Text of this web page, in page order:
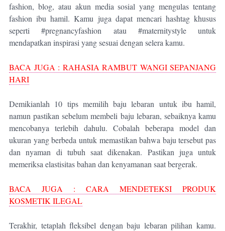
fashion, blog, atau akun media sosial yang mengulas tentang
fashion ibu hamil. Kamu juga dapat mencari hashtag khusus
seperti #pregnancyfashion atau #maternitystyle untuk
mendapatkan inspirasi yang sesuai dengan selera kamu.
BACA JUGA : RAHASIA RAMBUT WANGI SEPANJANG
HARI
Demikianlah 10 tips memilih baju lebaran untuk ibu hamil,
namun pastikan sebelum membeli baju lebaran, sebaiknya kamu
mencobanya terlebih dahulu. Cobalah beberapa model dan
ukuran yang berbeda untuk memastikan bahwa baju tersebut pas
dan nyaman di tubuh saat dikenakan. Pastikan juga untuk
memeriksa elastisitas bahan dan kenyamanan saat bergerak.
BACA JUGA : CARA MENDETEKSI PRODUK
KOSMETIK ILEGAL
Terakhir, tetaplah fleksibel dengan baju lebaran pilihan kamu.